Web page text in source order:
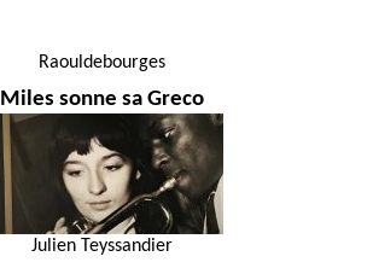
Raouldebourges
Miles sonne sa Greco
Julien Teyssandier